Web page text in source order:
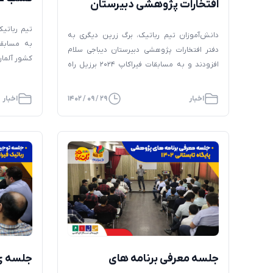
افتخارات پژوهشی دبیرستان
دانش‌آموزان تیم رباتیک، برگ زرین دیگری به
دفتر افتخارات پژوهشی دبیرستان دیباجی سلام
افزودند و به مسابقات فیراکاپ ۲۰۲۴ برزیل راه
محل دائمی نمایشگاه‌های بین‌المللی تهران (شهر
اخبار ۲۹ / ۰۹ / ۱۴۰۲
سلام
به ذکر
مسابقات
اخبار
جلسه معرفی برنامه های
جلسه